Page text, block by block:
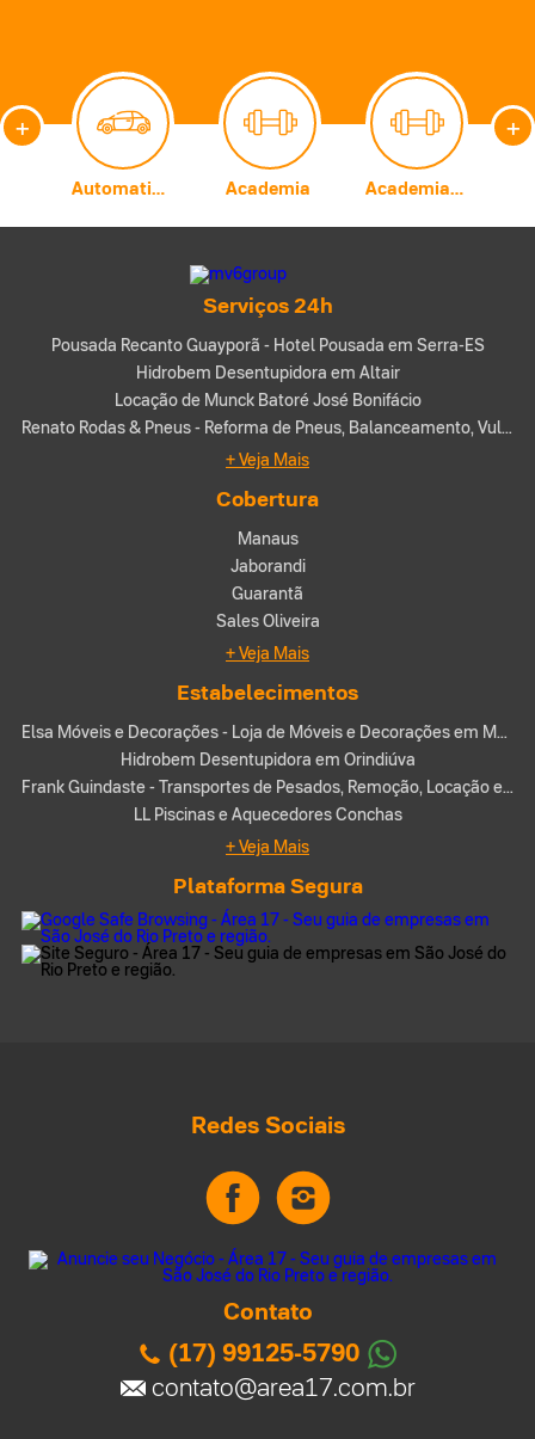
+
Automatização Comercial Academia Academia de Artes Marciais
+
Serviços 24h
Pousada Recanto Guayporã - Hotel Pousada em Serra-ES
Hidrobem Desentupidora em Altair
Locação de Munck Batoré José Bonifácio
Renato Rodas & Pneus - Reforma de Pneus, Balanceamento, Vulcanização Lateral, Suspensão e Borracharia Móvel 24 Horas em Catalão-GO
+ Veja Mais
Cobertura
Manaus
Jaborandi
Guarantã
Sales Oliveira
+ Veja Mais
Estabelecimentos
Elsa Móveis e Decorações - Loja de Móveis e Decorações em Monte Alto-SP
Hidrobem Desentupidora em Orindiúva
Frank Guindaste - Transportes de Pesados, Remoção, Locação e Aluguel de Guindastes em Francisco Morato-SP
LL Piscinas e Aquecedores Conchas
+ Veja Mais
Plataforma Segura
Redes Sociais
Contato
(17) 99125-5790
contato@area17.com.br